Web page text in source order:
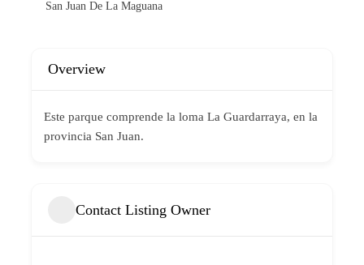
San Juan De La Maguana
Overview
Este parque comprende la loma La Guardarraya, en la
provincia San Juan.
Contact Listing Owner